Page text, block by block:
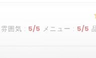
雰囲気 : 5/5 メニュー : 5/5